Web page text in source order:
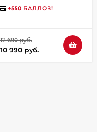
«Дария» бордо
+550 БАЛЛОВ!
12 690 руб.
10 990 руб.